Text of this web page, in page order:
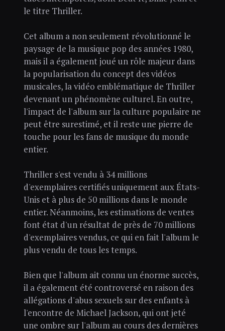
le titre Thriller.
Cet album a non seulement révolutionné le
paysage de la musique pop des années 1980,
mais il a également joué un rôle majeur dans
la popularisation du concept des vidéos
musicales, la vidéo emblématique de Thriller
devenant un phénomène culturel. En outre,
l'impact de l'album sur la culture populaire ne
peut être surestimé, et il reste une pierre de
touche pour les fans de musique du monde
entier.
Thriller s'est vendu à 34 millions
d'exemplaires certifiés uniquement aux États-
Unis et à plus de 50 millions dans le monde
entier. Néanmoins, les estimations de ventes
font état d'un résultat de près de 70 millions
d'exemplaires vendus, ce qui en fait l'album le
plus vendu de tous les temps.
Bien que l'album ait connu un énorme succès,
il a également été controversé en raison des
allégations d'abus sexuels sur des enfants à
l'encontre de Michael Jackson, qui ont jeté
une ombre sur l'album au cours des dernières